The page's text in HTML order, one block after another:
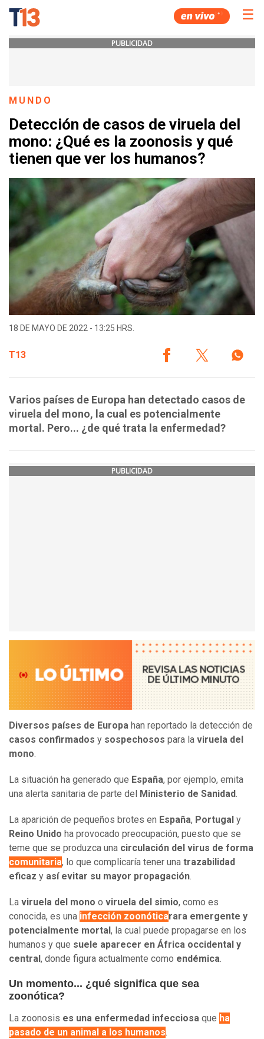
☰
PUBLICIDAD
MUNDO
Detección de casos de viruela del
mono: ¿Qué es la zoonosis y qué
tienen que ver los humanos?
18 DE MAYO DE 2022 - 13:25 HRS.
T13
Varios países de Europa han detectado casos de
viruela del mono, la cual es potencialmente
mortal. Pero... ¿de qué trata la enfermedad?
PUBLICIDAD
Diversos países de Europa han reportado la detección de
casos confirmados y sospechosos para la viruela del
mono.
La situación ha generado que España, por ejemplo, emita
una alerta sanitaria de parte del
Ministerio de Sanidad.
La aparición de pequeños brotes en España, Portugal y
Reino Unido ha provocado preocupación, puesto que se
teme que se produzca una circulación del virus de forma
comunitaria, lo que complicaría tener una trazabilidad
eficaz y así evitar su mayor propagación.
La viruela del mono o viruela del simio, como es
conocida, es una infección zoonóticarara emergente y
potencialmente mortal , la cual puede propagarse en los
humanos y que suele aparecer en África occidental y
central , donde figura actualmente como endémica.
Un momento... ¿qué significa que sea
zoonótica?
La zoonosis es una enfermedad infecciosa que ha
pasado de un animal a los humanos.